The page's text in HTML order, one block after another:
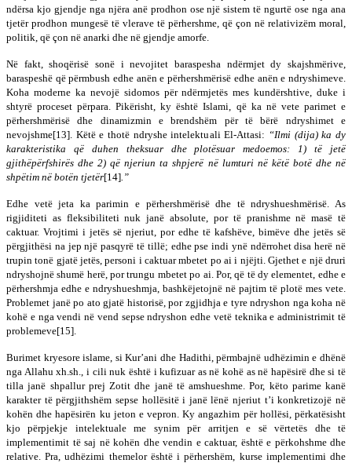
ndërsa kjo gjendje nga njëra anë prodhon ose një sistem të ngurtë ose nga ana
tjetër prodhon mungesë të vlerave të përhershme, që çon në relativizëm moral,
politik, që çon në anarki dhe në gjendje amorfe.
Në fakt, shoqërisë sonë i nevojitet baraspesha ndërmjet dy skajshmërive,
baraspeshë që përmbush edhe anën e përhershmërisë edhe anën e ndryshimeve.
Koha moderne ka nevojë sidomos për ndërmjetës mes kundërshtive, duke i
shtyrë proceset përpara. Pikërisht, ky është Islami, që ka në vete parimet e
përhershmërisë dhe dinamizmin e brendshëm për të bërë ndryshimet e
nevojshme[13]. Këtë e thotë ndryshe intelektuali El-Attasi: “Ilmi (dija) ka dy
karakteristika që duhen theksuar dhe plotësuar medoemos: 1) të jetë
gjithëpërfshirës dhe 2) që njeriun ta shpjerë në lumturi në këtë botë dhe në
shpëtim në botën tjetër[14] .”
Edhe vetë jeta ka parimin e përhershmërisë dhe të ndryshueshmërisë. As
rigjiditeti as fleksibiliteti nuk janë absolute, por të pranishme në masë të
caktuar. Vrojtimi i jetës së njeriut, por edhe të kafshëve, bimëve dhe jetës së
përgjithësi na jep një pasqyrë të tillë; edhe pse indi ynë ndërrohet disa herë në
trupin tonë gjatë jetës, personi i caktuar mbetet po ai i njëjti. Gjethet e një druri
ndryshojnë shumë herë, por trungu mbetet po ai. Por, që të dy elementet, edhe e
përhershmja edhe e ndryshueshmja, bashkëjetojnë në pajtim të plotë mes vete.
Problemet janë po ato gjatë historisë, por zgjidhja e tyre ndryshon nga koha në
kohë e nga vendi në vend sepse ndryshon edhe vetë teknika e administrimit të
problemeve[15].
Burimet kryesore islame, si Kur’ani dhe Hadithi, përmbajnë udhëzimin e dhënë
nga Allahu xh.sh., i cili nuk është i kufizuar as në kohë as në hapësirë dhe si të
tilla janë shpallur prej Zotit dhe janë të amshueshme. Por, këto parime kanë
karakter të përgjithshëm sepse hollësitë i janë lënë njeriut t’i konkretizojë në
kohën dhe hapësirën ku jeton e vepron. Ky angazhim për hollësi, përkatësisht
kjo përpjekje intelektuale me synim për arritjen e së vërtetës dhe të
implementimit të saj në kohën dhe vendin e caktuar, është e përkohshme dhe
relative. Pra, udhëzimi themelor është i përhershëm, kurse implementimi dhe